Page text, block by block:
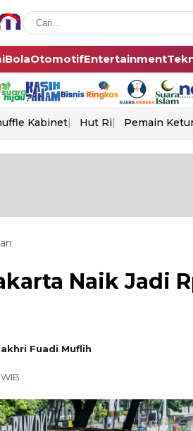
BolaOtomotifEntertainment
Kabinet Hut Ri Pemain
Naik Jadi
Fuadi Muflih